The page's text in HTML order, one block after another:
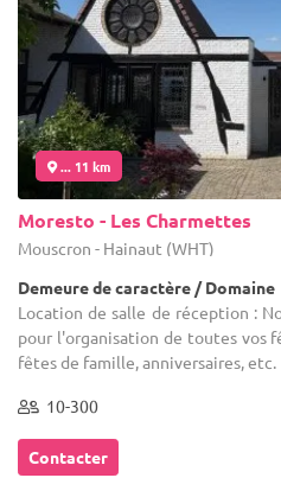
... 11 km
Moresto - Les Charmettes
Mouscron - Hainaut (WHT)
Demeure de caractère / Domaine
Location de salle de réception :
pour l'organisation de toutes vos
fêtes de famille, anniversaires, etc.
10-300
Contacter